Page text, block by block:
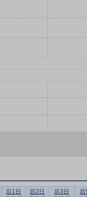
后1日
后2日
后3日
后